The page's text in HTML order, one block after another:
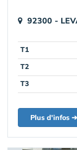
92300 -
T1
T2
T3
Plus d'infos ➔